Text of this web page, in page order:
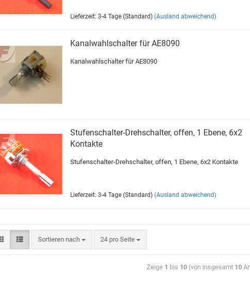
Lieferzeit: 3-4 Tage (Standard) (Ausland abweichend)
Kanalwahlschalter für AE8090
Kanalwahlschalter für AE8090
Stufenschalter-Drehschalter, offen, 1 Ebene, 6x2
Kontakte
Stufenschalter-Drehschalter, offen, 1 Ebene, 6x2 Kontakte
Lieferzeit: 3-4 Tage (Standard) (Ausland abweichend)
Sortieren nach 24 pro Seite
Zeige 1 bis 10(von insgesamt 10